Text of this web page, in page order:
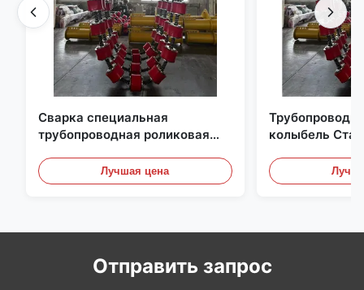
Сварка специальная
трубопроводная роликовая
трубоваркиЛучшая цена
колыбель
сварщика труб
Отправить запрос